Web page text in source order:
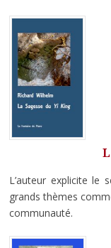
L’auteur explicite le
grands thèmes
communauté.